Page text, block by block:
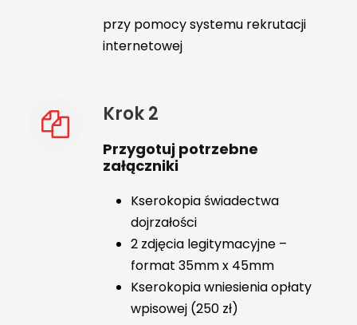
przy pomocy systemu rekrutacji
internetowej
Krok 2
Przygotuj potrzebne
załączniki
Kserokopia świadectwa
dojrzałości
2 zdjęcia legitymacyjne –
format 35mm x 45mm
Kserokopia wniesienia opłaty
wpisowej (250 zł)